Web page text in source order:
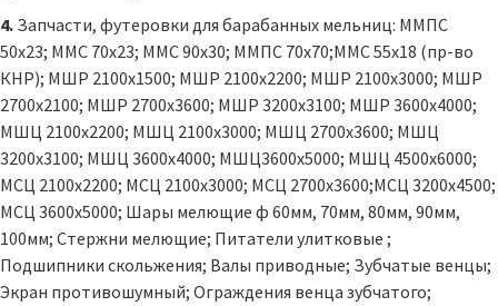
4. Запчасти, футеровки для барабанных мельниц: ММПС
50х23; ММС 70х23; ММС 90х30; ММПС 70х70;ММС 55х18 (пр-во
КНР); МШР 2100х1500; МШР 2100х2200; МШР 2100х3000; МШР
2700х2100; МШР 2700х3600; МШР 3200х3100; МШР 3600х4000;
МШЦ 2100х2200; МШЦ 2100х3000; МШЦ 2700х3600; МШЦ
3200х3100; МШЦ 3600х4000; МШЦ3600х5000; МШЦ 4500х6000;
МСЦ 2100х2200; МСЦ 2100х3000; МСЦ 2700х3600;МСЦ 3200х4500;
МСЦ 3600х5000; Шары мелющие ф 60мм, 70мм, 80мм, 90мм,
100мм; Стержни мелющие; Питатели улитковые ;
Подшипники скольжения; Валы приводные; Зубчатые венцы;
Экран противошумный; Ограждения венца зубчатого;